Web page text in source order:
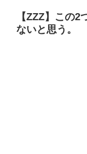
【ZZZ】この
ないと思う。